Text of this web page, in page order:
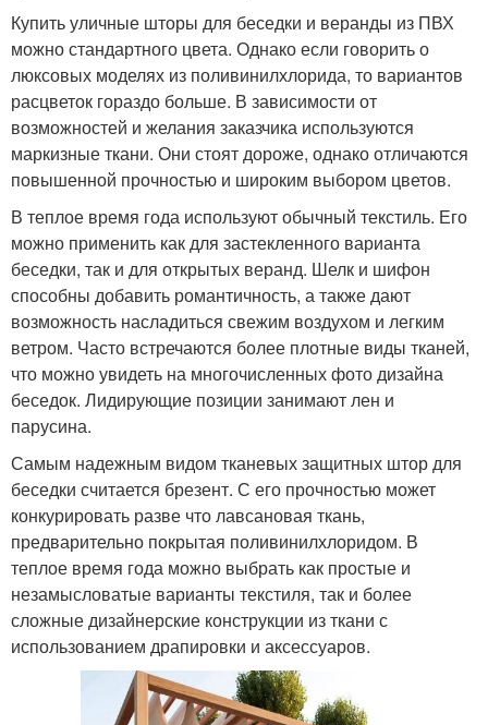
Купить уличные шторы для беседки и веранды из ПВХ
можно стандартного цвета. Однако если говорить о
люксовых моделях из поливинилхлорида, то вариантов
расцветок гораздо больше. В зависимости от
возможностей и желания заказчика используются
маркизные ткани. Они стоят дороже, однако отличаются
повышенной прочностью и широким выбором цветов.
В теплое время года используют обычный текстиль. Его
можно применить как для застекленного варианта
беседки, так и для открытых веранд. Шелк и шифон
способны добавить романтичность, а также дают
возможность насладиться свежим воздухом и легким
ветром. Часто встречаются более плотные виды тканей,
что можно увидеть на многочисленных фото дизайна
беседок. Лидирующие позиции занимают лен и
парусина.
Самым надежным видом тканевых защитных штор для
беседки считается брезент. С его прочностью может
конкурировать разве что лавсановая ткань,
предварительно покрытая поливинилхлоридом. В
теплое время года можно выбрать как простые и
незамысловатые варианты текстиля, так и более
сложные дизайнерские конструкции из ткани с
использованием драпировки и аксессуаров.